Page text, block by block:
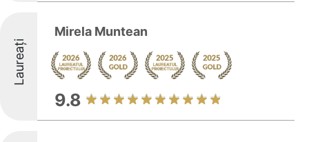
Laureați
Mirela Muntean
9.8